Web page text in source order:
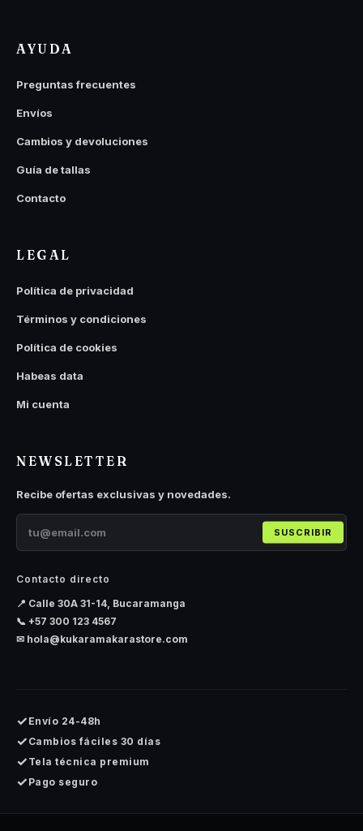
AYUDA
Preguntas frecuentes
Envíos
Cambios y devoluciones
Guía de tallas
Contacto
LEGAL
Política de privacidad
Términos y condiciones
Política de cookies
Habeas data
Mi cuenta
NEWSLETTER
Recibe ofertas exclusivas y novedades.
SUSCRIBIR
Contacto directo
📍 Calle 30A 31-14, Bucaramanga
📞 +57 300 123 4567
✉ hola@kukaramakarastore.com
✓ Envío 24-48h
✓ Cambios fáciles 30 días
✓ Tela técnica premium
✓ Pago seguro